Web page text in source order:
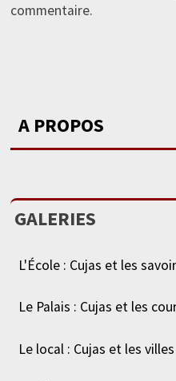
commentaire.
A PROPOS
GALERIES
L'École : Cujas et les
Le Palais : Cujas et les
Le local : Cujas et les